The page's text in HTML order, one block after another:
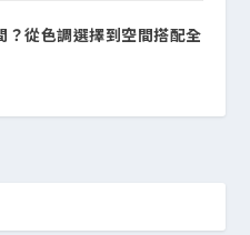
？從色調選擇到空間搭配全